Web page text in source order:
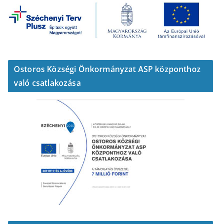
Ostoros Községi Önkormányzat ASP központhoz
való csatlakozása